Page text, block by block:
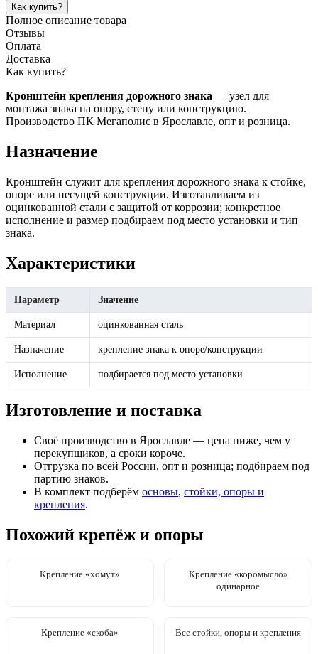
Как купить?
Полное описание товара
Отзывы
Оплата
Доставка
Как купить?
Кронштейн крепления дорожного знака — узел для
монтажа знака на опору, стену или конструкцию.
Производство ПК Мегаполис в Ярославле, опт и розница.
Назначение
Кронштейн служит для крепления дорожного знака к стойке,
опоре или несущей конструкции. Изготавливаем из
оцинкованной стали с защитой от коррозии; конкретное
исполнение и размер подбираем под место установки и тип
знака.
Характеристики
Параметр Значение
Материал оцинкованная сталь
Назначение крепление знака к опоре/конструкции
Исполнение подбирается под место установки
Изготовление и поставка
Своё производство в Ярославле — цена ниже, чем у
перекупщиков, а сроки короче.
Отгрузка по всей России, опт и розница; подбираем под
партию знаков.
В комплект подберём основы, стойки, опоры и
крепления.
Похожий крепёж и опоры
Крепление «хомут»
Крепление «коромысло»
одинарное
Крепление «скоба» Все стойки, опоры и крепления